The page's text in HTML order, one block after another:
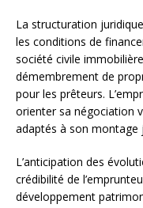
La structuration
les conditions de
société civile
démembrement de
pour les prêteurs.
orienter sa négociation
adaptés à son montage
L’anticipation des
crédibilité de
développement